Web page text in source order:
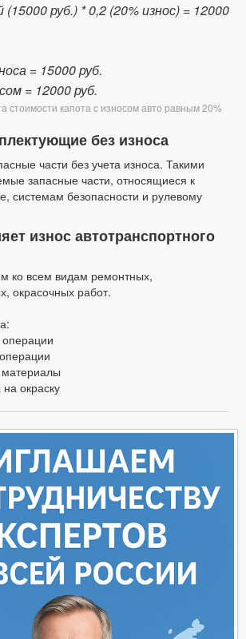
руб.) * 0,2 (20% износ) = 12000
= 15000 руб.
= 12000 руб.
стоимости капота с износом авто равным 20%
без износа
части без учета износа. Такими
запасные части, относящиеся к
системам безопасности и рулевому
износ автотранспортного
ко всем видам ремонтных,
окрасочных работ.
окраску